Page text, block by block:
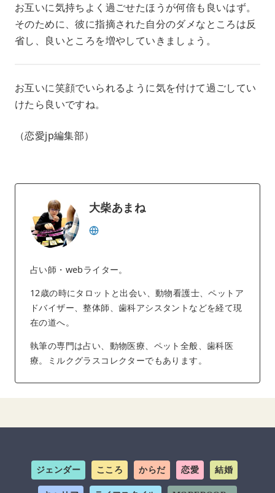
お互いに気持ちよく過ごせたほうが何倍も良いはず。
そのために、彼に指摘された自分のダメなところは反
省し、良いところを増やしていきましょう。
お互いに笑顔でいられるように気を付けて過ごしてい
けたら良いですね。
（恋愛jp編集部）
大柴あまね
占い師・webライター。
12歳の時にタロットと出会い、動物看護士、ペットア
ドバイザー、整体師、歯科アシスタントなどを経て現
在の道へ。
執筆の専門は占い、動物医療、ペット全般、歯科医
療。ミルクグラスコレクターでもあります。
ジェンダー こころ からだ 恋愛 結婚